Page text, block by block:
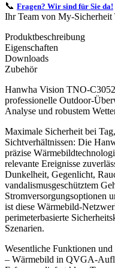
📞 Fragen? Wir sind für Sie da!
Ihr Team von My-
Produktbeschreibung
Eigenschaften
Downloads
Zubehör
Hanwha Vision TNO-
professionelle Outdoor-
Analyse und robustem
Maximale Sicherheit bei
Sichtverhältnissen: Die
präzise
relevante Ereignisse
Dunkelheit, Gegenlicht,
vandalismusgeschütztem
Stromversorgungsoptionen
ist diese Wärmebild-
perimeterbasierte
Szenarien.
Wesentliche Funktionen
– Wärmebild in QVGA-